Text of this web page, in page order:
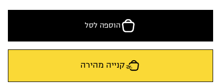
הוספה לסל
קנייה מהירה